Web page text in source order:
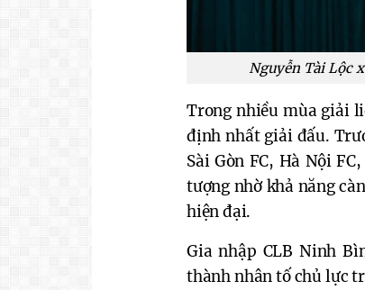
Nguyễn Tài Lộc
Trong nhiều mùa giải
định nhất giải đấu.
Sài Gòn FC, Hà Nội
tượng nhờ khả năng
hiện đại.
Gia nhập CLB Ninh
thành nhân tố chủ lực